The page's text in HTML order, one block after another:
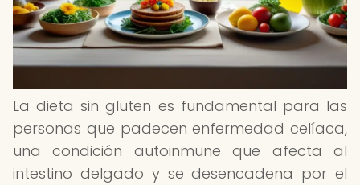
La dieta sin gluten es fundamental para las
personas que padecen enfermedad celíaca,
una condición autoinmune que afecta al
intestino delgado y se desencadena por el